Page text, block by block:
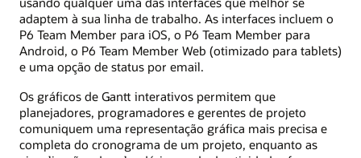
adaptem à sua linha de trabalho. As interfaces incluem o
P6 Team Member para iOS, o P6 Team Member para
Android, o P6 Team Member Web (otimizado para tablets)
e uma opção de status por email.
Os gráficos de Gantt interativos permitem que
planejadores, programadores e gerentes de projeto
comuniquem uma representação gráfica mais precisa e
completa do cronograma de um projeto, enquanto as